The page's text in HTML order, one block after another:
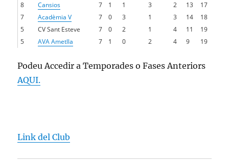
8
Cansios 7 1 1 3 2 13
17
7
Acadèmia V 7 0 3 1 3 14
18
5
CV Sant Esteve 7 0 2 1 4 11
19
5
AVA Ametlla 7 1 0 2 4 9 19
Podeu Accedir a Temporades o Fases Anteriors
AQUI.
Link del Club